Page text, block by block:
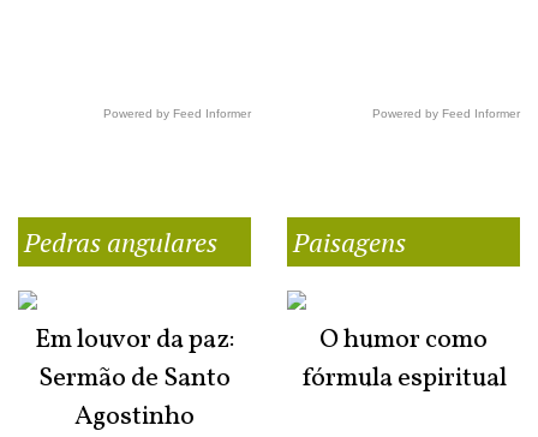
Powered by Feed Informer Powered by Feed Informer
Pedras angulares
Em louvor da paz:
Sermão de Santo
Agostinho
Paisagens
O humor como
fórmula espiritual